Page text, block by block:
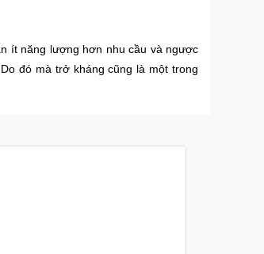
ít năng lượng hơn nhu cầu và ngược
đó mà trở kháng cũng là một trong